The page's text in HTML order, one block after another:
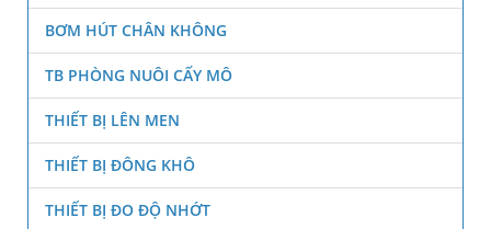
BƠM HÚT CHÂN KHÔNG
TB PHÒNG NUÔI CẤY MÔ
THIẾT BỊ LÊN MEN
THIẾT BỊ ĐÔNG KHÔ
THIẾT BỊ ĐO ĐỘ NHỚT